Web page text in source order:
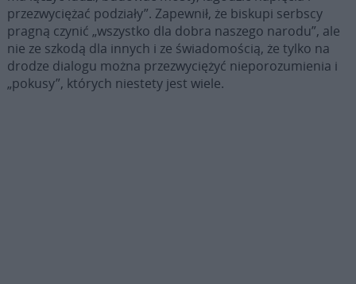
przezwyciężać podziały”. Zapewnił, że biskupi serbscy
pragną czynić „wszystko dla dobra naszego narodu”, ale
nie ze szkodą dla innych i ze świadomością, że tylko na
drodze dialogu można przezwyciężyć nieporozumienia i
„pokusy”, których niestety jest wiele.